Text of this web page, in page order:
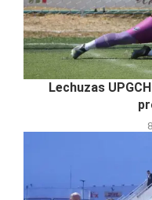
Lechuzas